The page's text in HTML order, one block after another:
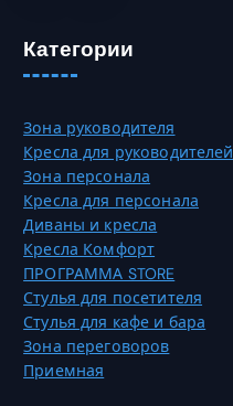
Категории
Зона руководителя
Кресла для руководителей
Зона персонала
Кресла для персонала
Диваны и кресла
Кресла Комфорт
ПРОГРАММА STORE
Стулья для посетителя
Стулья для кафе и бара
Зона переговоров
Приемная